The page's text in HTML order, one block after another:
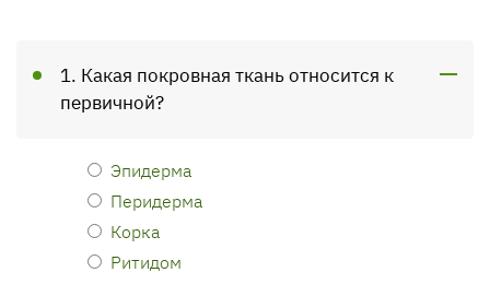
1. Какая покровная ткань относится к
первичной?
Эпидерма
Перидерма
Корка
Ритидом